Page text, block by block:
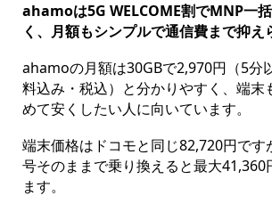
ahamoは5G WELCOME割でMNP一
く、月額もシンプルで通信費まで抑え
ahamoの月額は30GBで2,970円（5分
料込み・税込）と分かりやすく、端末
めて安くしたい人に向いています。
端末価格はドコモと同じ82,720円です
号そのままで乗り換えると最大41,360
ます。